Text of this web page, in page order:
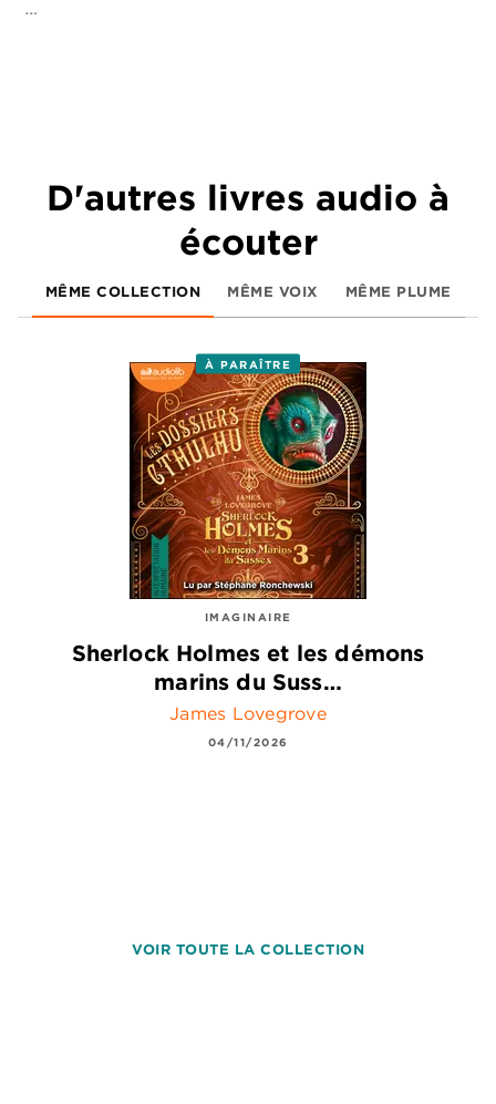
…
D'autres livres audio à
écouter
MÊME COLLECTION MÊME VOIX MÊME PLUME
À PARAÎTRE
IMAGINAIRE
Sherlock Holmes et les démons
marins du Suss…
James Lovegrove
04/11/2026
VOIR TOUTE LA COLLECTION